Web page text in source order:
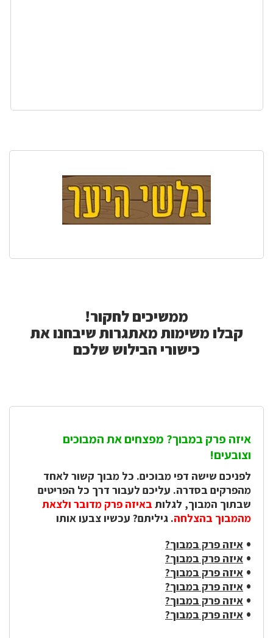
ממשיכים
לחקור!
קבלו
משימות
שלכם
ממשיכים לחקור!
קבלו משימות מאתגרות שיבחנו את
כישורי הבילוש שלכם
איזה פרק במבוך? מפצחים את המבוכים
וצובעים!
לפניכם שישה דפי מבוכים. כל מבוך קשור לאחד
מהפרקים בסדרה. עליכם לעבור דרך כל הפריטים
שבתוך המבוך, לגלות באיזה פרק מדובר ולצאת
מהמבוך בהצלחה. גיליתם? עכשיו צבעו אותו
איזה פרק במבוך?
איזה פרק במבוך?
איזה פרק במבוך?
איזה פרק במבוך?
איזה פרק במבוך?
איזה פרק במבוך?